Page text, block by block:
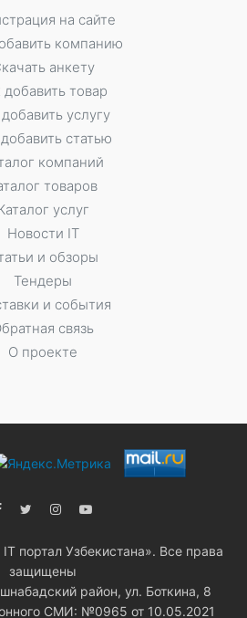
на сайте
компанию
анкету
добавить товар
услугу
статью
компаний
товаров
услуг
Новости IT
и обзоры
Тендеры
и события
связь
О проекте
портал Узбекистана». Все права
защищены
район, ул. Боткина, 8
СМИ: №0965 от 10.05.2021